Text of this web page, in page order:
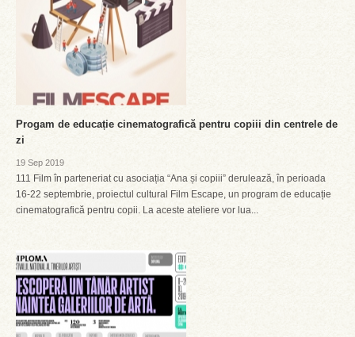
Progam de educație cinematografică pentru copiii din centrele de
zi
19 Sep 2019
111 Film în parteneriat cu asociația “Ana și copiii” derulează, în perioada
16-22 septembrie, proiectul cultural Film Escape, un program de educație
cinematografică pentru copii. La aceste ateliere vor lua...